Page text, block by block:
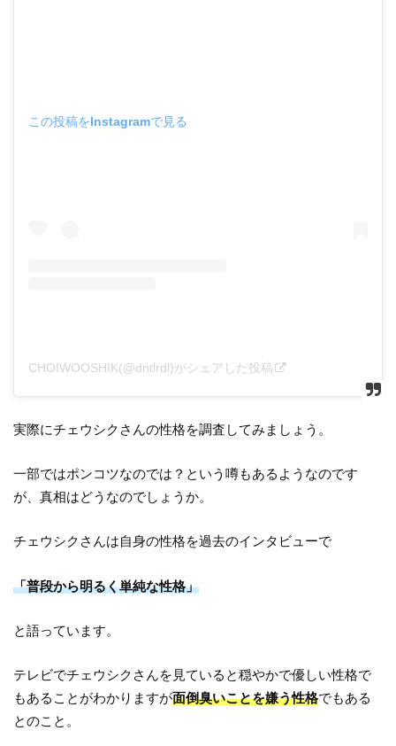
この投稿をInstagramで見る
CHOIWOOSHIK(@dntlrdl)がシェアした投稿
実際にチェウシクさんの性格を調査してみましょう。
一部ではポンコツなのでは？という噂もあるようなのです
が、真相はどうなのでしょうか。
チェウシクさんは自身の性格を過去のインタビューで
「普段から明るく単純な性格」
と語っています。
テレビでチェウシクさんを見ていると穏やかで優しい性格で
もあることがわかりますが面倒臭いことを嫌う性格でもある
とのこと。